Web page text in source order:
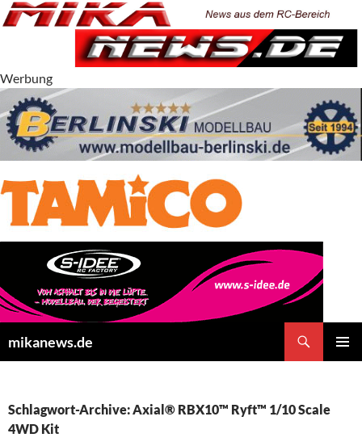
Zum
Inhalt
Werbung
mikanews.de
Schlagwort-Archive: Axial® RBX10™ Ryft™ 1/10 Scale
4WD Kit